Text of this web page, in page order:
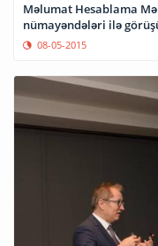
Məlumat Hesablama
nümayəndələri ilə
08-05-2015